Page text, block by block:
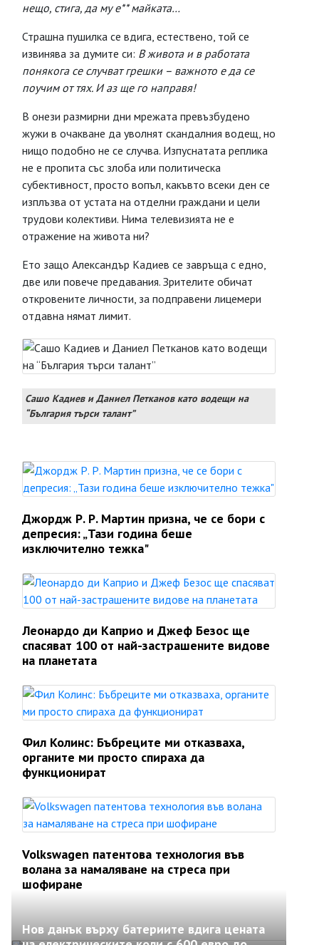
нещо, стига, да му е** майката…
Страшна пушилка се вдига, естествено, той се
извинява за думите си: В живота и в работата
понякога се случват грешки – важното е да се
поучим от тях. И аз ще го направя!
В онези размирни дни мрежата превъзбудено
жужи в очакване да уволнят скандалния водещ, но
нищо подобно не се случва. Изпуснатата реплика
не е пропита със злоба или политическа
субективност, просто вопъл, какъвто всеки ден се
изплъзва от устата на отделни граждани и цели
трудови колективи. Нима телевизията не е
отражение на живота ни?
Ето защо Александър Кадиев се завръща с едно,
две или повече предавания. Зрителите обичат
откровените личности, за подправени лицемери
отдавна нямат лимит.
Сашо Кадиев и Даниел Петканов като водещи на
“България търси талант”
Джордж Р. Р. Мартин призна, че се бори с
депресия: „Тази година беше
изключително тежка"
Леонардо ди Каприо и Джеф Безос ще
спасяват 100 от най-застрашените видове
на планетата
Фил Колинс: Бъбреците ми отказваха,
органите ми просто спираха да
функционират
Volkswagen патентова технология във
волана за намаляване на стреса при
шофиране
Нов данък върху батериите вдига цената